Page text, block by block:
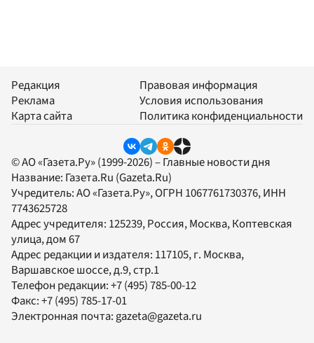
Редакция
Реклама
Карта сайта
Правовая информация
Условия использования
Политика конфиденциальности
© АО «Газета.Ру» (1999-2026) – Главные новости дня
Название: Газета.Ru (Gazeta.Ru)
Учредитель:АО «Газета.Ру», ОГРН 1067761730376, ИНН
7743625728
Адрес учредителя: 125239, Россия, Москва, Коптевская
улица, дом 67
Адрес редакции и издателя: 117105, г. Москва,
Варшавское шоссе, д.9, стр.1
Телефон редакции:+7 (495) 785-00-12
Факс:+7 (495) 785-17-01
Электронная почта:gazeta@gazeta.ru